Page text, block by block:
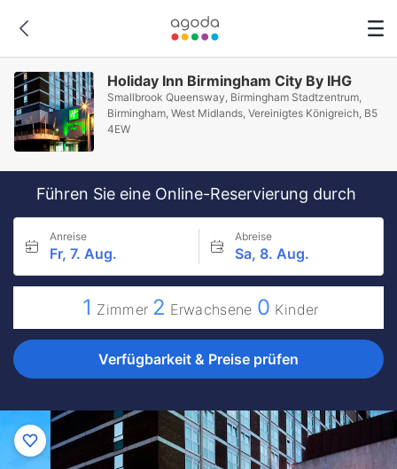
Holiday Inn Birmingham City By IHG
Smallbrook Queensway, Birmingham Stadtzentrum,
Birmingham, West Midlands, Vereinigtes Königreich, B5
4EW
Führen Sie eine Online-Reservierung durch
Anreise
Fr, 7. Aug.
Abreise
Sa, 8. Aug.
1 Zimmer 2 Erwachsene 0 Kinder
Verfügbarkeit & Preise prüfen